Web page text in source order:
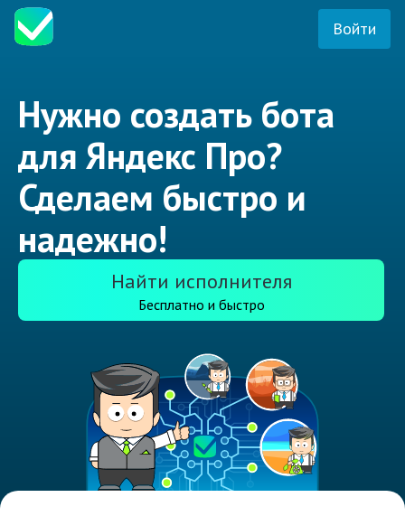
Войти
Нужно создать бота
для Яндекс Про?
Сделаем быстро и
надежно!
Найти исполнителя
Бесплатно и быстро